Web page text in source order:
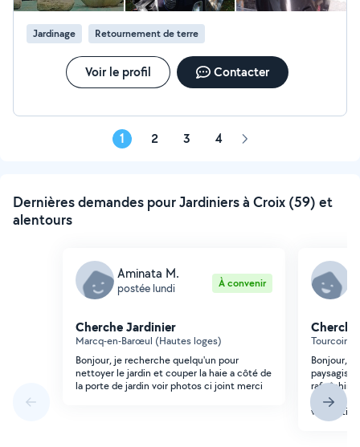
a me contacter pour plus d'informations.
Jardinage Retournement de terre
Voir le profil Contacter
1 2 3 4 Page
Dernières demandes pour Jardiniers à Croix (59) et
alentours
Aminata M.
postée lundi À convenir
Cherche Jardinier
Marcq-en-Barœul (Hautes loges)
Bonjour, je recherche quelqu'un pour
nettoyer le jardin et couper la haie a côté de
la porte de jardin voir photos ci joint merci
Tourcoing
Bonjour,
rafraîchir/
de ce qui